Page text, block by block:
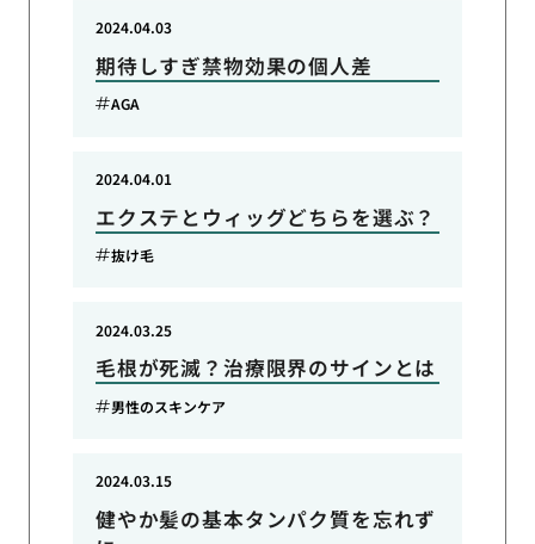
期待しすぎ禁物効果の個人差
2024.04.03
AGA
エクステとウィッグどちらを選ぶ？
2024.04.01
抜け毛
毛根が死滅？治療限界のサインとは
2024.03.25
男性のスキンケア
健やか髪の基本タンパク質を忘れず
2024.03.15